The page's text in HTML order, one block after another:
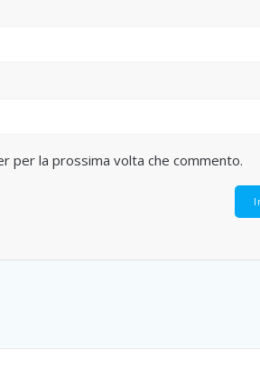
per la prossima volta che commento.